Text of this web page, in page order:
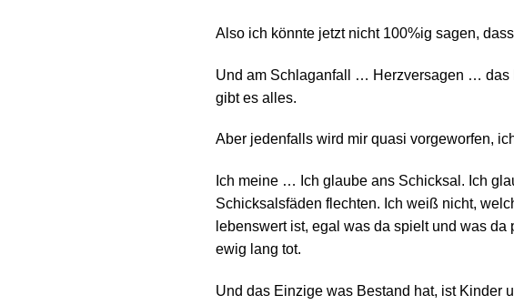
Also ich könnte jetzt nicht 100%ig sagen,
Und am Schlaganfall … Herzversagen … das
gibt es alles.
Aber jedenfalls wird mir quasi vorgeworfen,
Ich meine … Ich glaube ans Schicksal. Ich
Schicksalsfäden flechten. Ich weiß nicht,
lebenswert ist, egal was da spielt und was
ewig lang tot.
Und das Einzige was Bestand hat, ist Kinder